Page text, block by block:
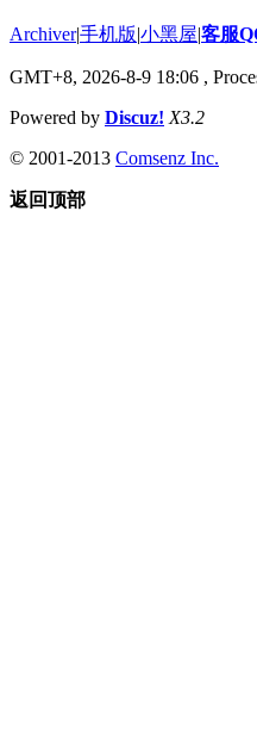
Archiver|手机版|小黑屋|客服
GMT+8, 2026-8-9 18:06 ,
Powered by Discuz! X3.2
© 2001-2013 Comsenz Inc.
返回顶部